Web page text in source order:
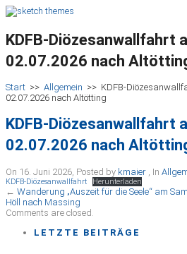
KDFB-Diözesanwallfahrt
02.07.2026 nach
Start >> Allgemein >> KDFB-
02.07.2026 nach Altötting
KDFB-Diözesanwallfahrt
02.07.2026 nach
On 16. Juni 2026 Posted by kmaier In
KDFB-Diözesanwallfahrt Herunterladen
← Wanderung „Auszeit für die Seele“ am
Höll nach Massing
Comments are closed.
LETZTE BEITRÄGE